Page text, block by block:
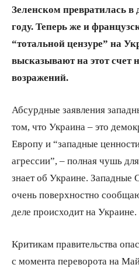
Зеленском превратилась в
году. Теперь же и
“тотальной цензуре” на
высказывают на этот счет
возражений.
Абсурдные заявления
том, что Украина – это
Европу и “западные
агрессии”, – полная чушь
знает об Украине.
очень поверхностно
деле происходит на Украине.
Критикам правительства
с момента переворота на